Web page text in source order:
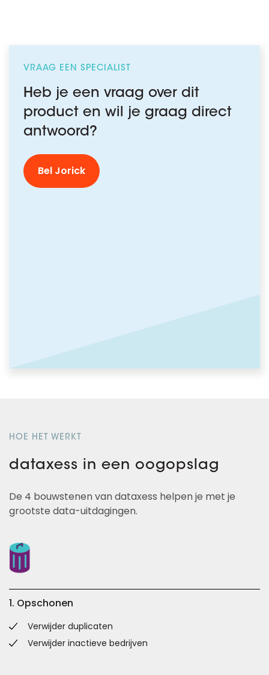
VRAAG EEN SPECIALIST
Heb je een vraag over dit
product en wil je graag direct
antwoord?
Bel Jorick
HOE HET WERKT
dataxess in een oogopslag
De 4 bouwstenen van dataxess helpen je met je
grootste data-uitdagingen.
1. Opschonen
Verwijder duplicaten
Verwijder inactieve bedrijven